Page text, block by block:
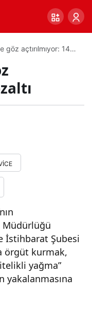
göz açtırılmıyor: 14
Müdürlüğü
İstihbarat Şubesi
örgüt kurmak,
yağma”
yakalanmasına